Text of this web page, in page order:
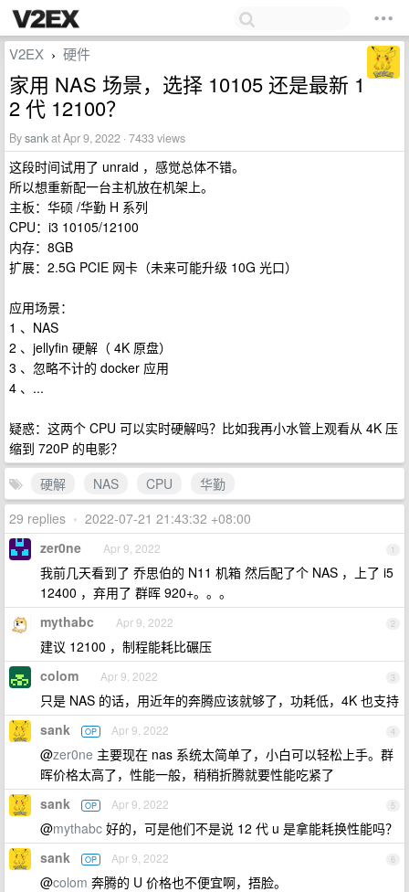
V2EX › 硬件
家用 NAS 场景，选择 10105 还是最新 1
2 代 12100？
Bysankat Apr 9, 2022 · 7433 views
这段时间试用了 unraid ，感觉总体不错。
所以想重新配一台主机放在机架上。
主板：华硕 /华勤 H 系列
CPU：i3 10105/12100
内存：8GB
扩展：2.5G PCIE 网卡（未来可能升级 10G 光口）
应用场景：
1 、NAS
2 、jellyfin 硬解（ 4K 原盘）
3 、忽略不计的 docker 应用
4 、...
疑惑：这两个 CPU 可以实时硬解吗？比如我再小水管上观看从 4K 压
缩到 720P 的电影？
硬解
NAS CPU
华勤
29 replies • 2022-07-21 21:43:32 +08:00
1
zer0ne Apr 9, 2022
我前几天看到了 乔思伯的 N11 机箱 然后配了个 NAS ，上了 i5
12400 ，弃用了 群晖 920+。。。
2
mythabc Apr 9, 2022
建议 12100 ，制程能耗比碾压
3
colom Apr 9, 2022
只是 NAS 的话，用近年的奔腾应该就够了，功耗低，4K 也支持
4
sank OP Apr 9, 2022
@zer0ne 主要现在 nas 系统太简单了，小白可以轻松上手。群
晖价格太高了，性能一般，稍稍折腾就要性能吃紧了
5
sank OP Apr 9, 2022
@mythabc 好的，可是他们不是说 12 代 u 是拿能耗换性能吗？
6
sank OP Apr 9, 2022
@colom 奔腾的 U 价格也不便宜啊，捂脸。